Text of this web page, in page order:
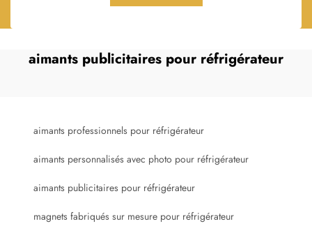
aimants publicitaires pour réfrigérateur
aimants professionnels pour réfrigérateur
aimants personnalisés avec photo pour réfrigérateur
aimants publicitaires pour réfrigérateur
magnets fabriqués sur mesure pour réfrigérateur